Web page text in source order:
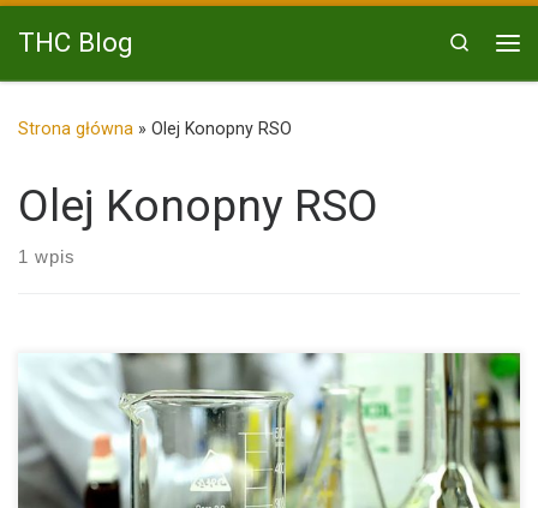
Przejdź do treści
THC Blog
Search
Strona główna » Olej Konopny RSO
Olej Konopny RSO
1 wpis
W przeciągu ostatnich latach olej CBD pozyskany z rośliny